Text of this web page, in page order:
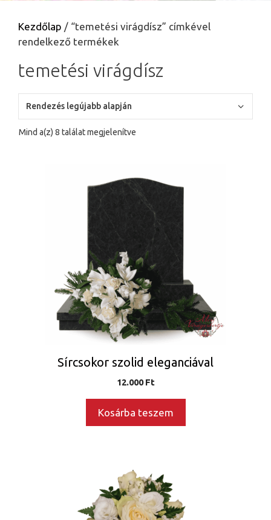
Kezdőlap / “temetési virágdísz” címkével
rendelkező termékek
temetési virágdísz
Mind a(z) 8 találat megjelenítve
Sírcsokor szolid eleganciával
12.000Ft
Kosárba teszem